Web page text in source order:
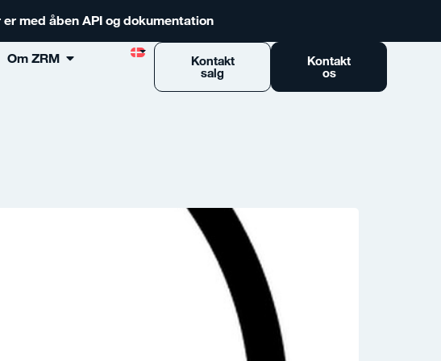
med åben API og dokumentation
Om ZRM Kontakt
salg
Kontakt
os